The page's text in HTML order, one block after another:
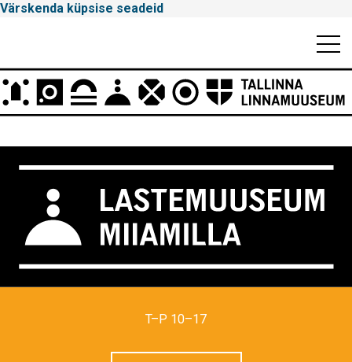
Värskenda küpsise seadeid
Peamenüü
T–P 10–17